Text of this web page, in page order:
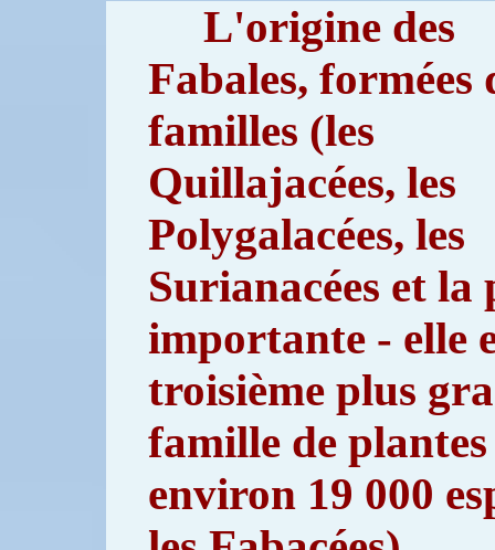
L'origine des
Fabales, formées
familles (les
Quillajacées, les
Polygalacées, les
Surianacées et la
importante - elle
troisième plus
famille de plantes
environ 19 000